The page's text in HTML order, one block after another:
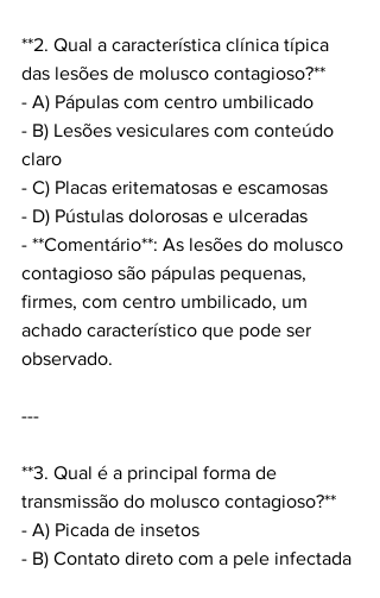
**2. Qual a característica clínica típica
das lesões de molusco contagioso?**
- A) Pápulas com centro umbilicado
- B) Lesões vesiculares com conteúdo
claro
- C) Placas eritematosas e escamosas
- D) Pústulas dolorosas e ulceradas
- **Comentário**: As lesões do molusco
contagioso são pápulas pequenas,
firmes, com centro umbilicado, um
achado característico que pode ser
observado.
---
**3. Qual é a principal forma de
transmissão do molusco contagioso?**
- A) Picada de insetos
- B) Contato direto com a pele infectada